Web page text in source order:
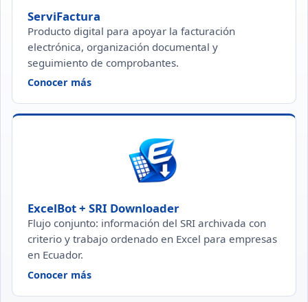
ServiFactura
Producto digital para apoyar la facturación
electrónica, organización documental y
seguimiento de comprobantes.
Conocer más— ServiFactura
ExcelBot + SRI Downloader
Flujo conjunto: información del SRI archivada con
criterio y trabajo ordenado en Excel para empresas
en Ecuador.
Conocer más— ExcelBot + SRI Downloader